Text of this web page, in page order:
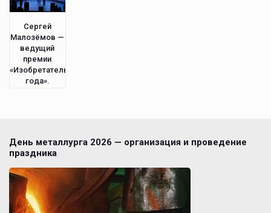
Сергей
Малозёмов —
ведущий
премии
«Изобретатель
года».
День металлурга 2026 — организация и проведение
праздника